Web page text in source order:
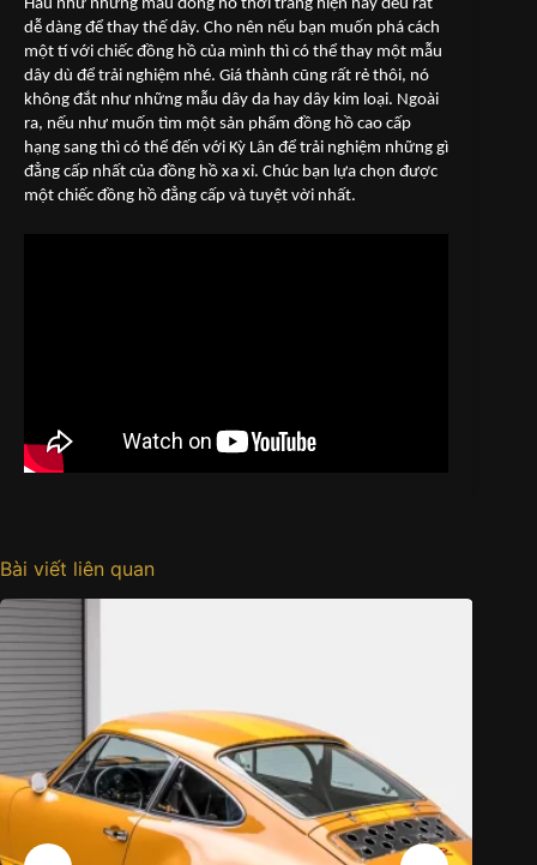
Hầu như những mẫu đồng hồ thời trang hiện nay đều rất
dễ dàng để thay thế dây. Cho nên nếu bạn muốn phá cách
một tí với chiếc đồng hồ của mình thì có thể thay một mẫu
dây dù để trải nghiệm nhé. Giá thành cũng rất rẻ thôi, nó
không đắt như những mẫu dây da hay dây kim loại. Ngoài
ra, nếu như muốn tìm một sản phẩm đồng hồ cao cấp
hạng sang thì có thể đến với Kỳ Lân để trải nghiệm những gì
đẳng cấp nhất của đồng hồ xa xỉ. Chúc bạn lựa chọn được
một chiếc đồng hồ đẳng cấp và tuyệt vời nhất.
Bài viết liên quan